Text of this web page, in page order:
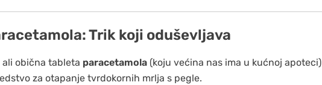
Trik koji oduševljava
obična tableta paracetamola (koju većina nas ima u kućnoj apoteci)
za otapanje tvrdokornih mrlja s pegle.